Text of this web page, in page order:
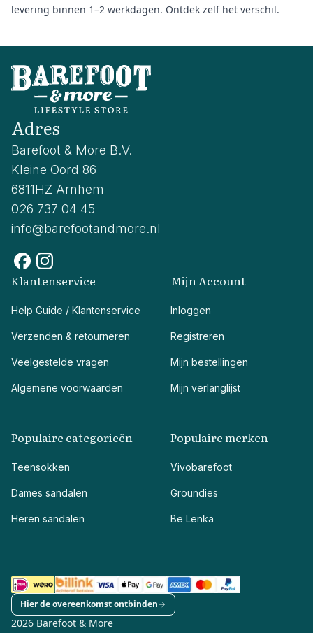
levering binnen 1–2 werkdagen. Ontdek zelf het verschil.
Adres
Barefoot & More B.V.
Kleine Oord 86
6811HZ Arnhem
026 737 04 45
info@barefootandmore.nl
Klantenservice
Help Guide / Klantenservice
Verzenden & retourneren
Veelgestelde vragen
Algemene voorwaarden
Mijn Account
Inloggen
Registreren
Mijn bestellingen
Mijn verlanglijst
Populaire categorieën
Teensokken
Dames sandalen
Heren sandalen
Populaire merken
Vivobarefoot
Groundies
Be Lenka
2026 Barefoot & More
Hier de overeenkomst ontbinden